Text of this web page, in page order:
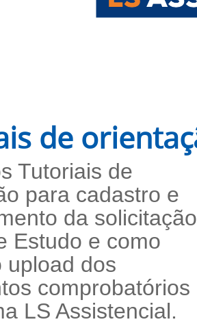
de
Tutoriais de
para cadastro e
da
Estudo e como
upload dos
comprobatórios
LS Assistencial.